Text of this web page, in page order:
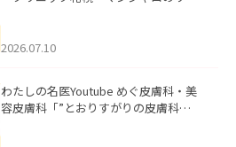
た。
2026.07.10
わたしの名医Youtube めぐ皮膚科・美
容皮膚科「”とおりすがりの皮膚科